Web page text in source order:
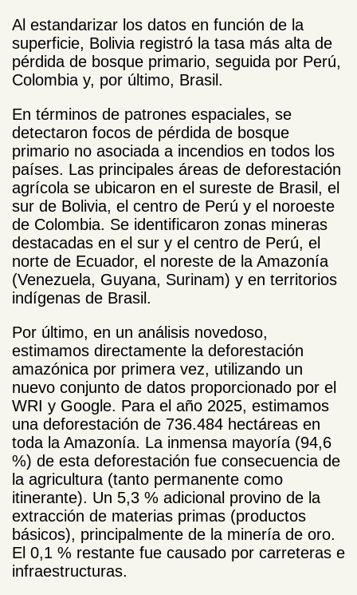
Al estandarizar los datos en función de la
superficie, Bolivia registró la tasa más alta de
pérdida de bosque primario, seguida por Perú,
Colombia y, por último, Brasil.
En términos de patrones espaciales, se
detectaron focos de pérdida de bosque
primario no asociada a incendios en todos los
países. Las principales áreas de deforestación
agrícola se ubicaron en el sureste de Brasil, el
sur de Bolivia, el centro de Perú y el noroeste
de Colombia. Se identificaron zonas mineras
destacadas en el sur y el centro de Perú, el
norte de Ecuador, el noreste de la Amazonía
(Venezuela, Guyana, Surinam) y en territorios
indígenas de Brasil.
Por último, en un análisis novedoso,
estimamos directamente la deforestación
amazónica por primera vez, utilizando un
nuevo conjunto de datos proporcionado por el
WRI y Google. Para el año 2025, estimamos
una deforestación de 736.484 hectáreas en
toda la Amazonía. La inmensa mayoría (94,6
%) de esta deforestación fue consecuencia de
la agricultura (tanto permanente como
itinerante). Un 5,3 % adicional provino de la
extracción de materias primas (productos
básicos), principalmente de la minería de oro.
El 0,1 % restante fue causado por carreteras e
infraestructuras.